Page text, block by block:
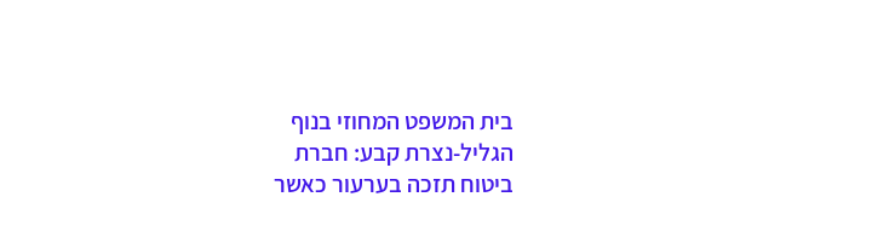
בית המשפט המחוזי בנוף
הגליל-נצרת קבע: חברת
ביטוח תזכה בערעור כאשר